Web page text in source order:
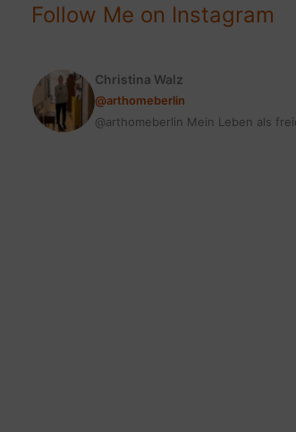
KREATIV
Follow Me on Instagram
Christina Walz
@arthomeberlin
@arthomeberlin Mein Leben als